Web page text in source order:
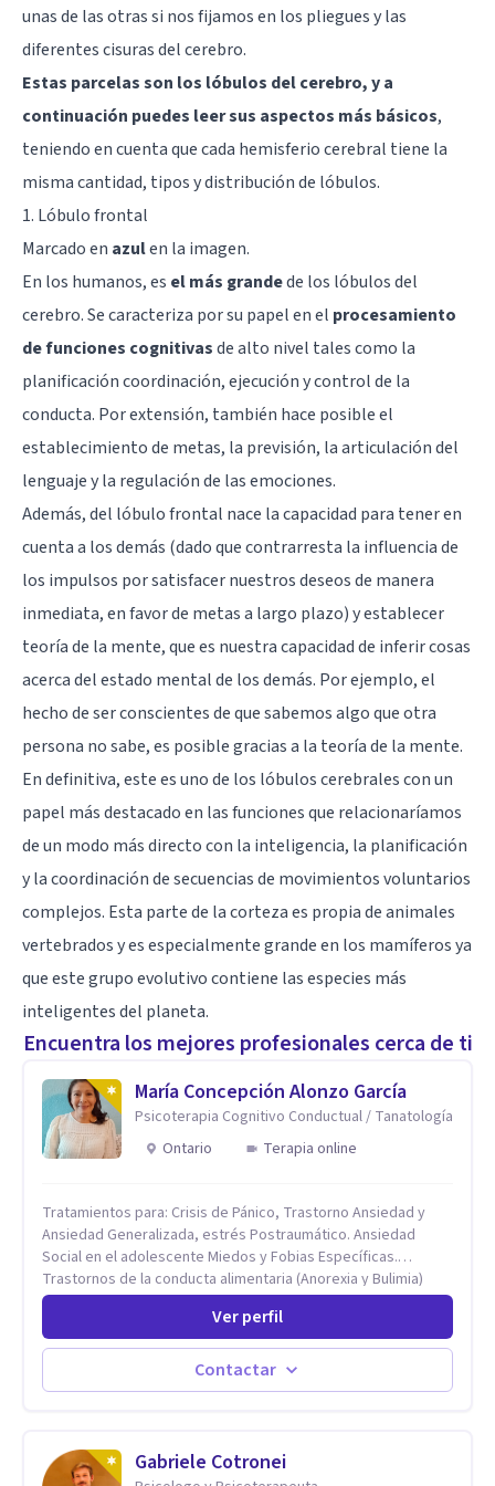
unas de las otras si nos fijamos en los pliegues y las
diferentescisuras del cerebro.
Estas parcelas son los lóbulos del cerebro, y a
continuación puedes leer sus aspectos más básicos,
teniendo en cuenta que cada hemisferio cerebral tiene la
misma cantidad, tipos y distribución de lóbulos.
1. Lóbulo frontal
Marcado en azulen la imagen.
En los humanos, es el más grandede los lóbulos del
cerebro. Se caracteriza por su papel en el procesamiento
de funciones cognitivasde alto nivel tales como la
planificación coordinación, ejecución y control de la
conducta. Por extensión, también hace posible el
establecimiento de metas, la previsión, laarticulación del
lenguajey la regulación de las emociones.
Además, del lóbulo frontal nace la capacidad para tener en
cuenta a los demás (dado que contrarresta la influencia de
los impulsos por satisfacer nuestros deseos de manera
inmediata, en favor de metas a largo plazo) y establecer
teoría de la mente, que es nuestra capacidad de inferir cosas
acerca del estado mental de los demás. Por ejemplo, el
hecho de ser conscientes de que sabemos algo que otra
persona no sabe, es posible gracias a la teoría de la mente.
En definitiva, este es uno de los lóbulos cerebrales con un
papel más destacado en las funciones que relacionaríamos
de un modo más directo con la inteligencia, la planificación
y la coordinación de secuencias de movimientos voluntarios
complejos. Esta parte de la corteza es propia de animales
vertebrados y es especialmente grande en los mamíferos ya
que este grupo evolutivo contiene las especies más
inteligentes del planeta.
Encuentra los mejores profesionales cerca de ti
María Concepción Alonzo García
Psicoterapia Cognitivo Conductual / Tanatología
Ontario
Terapia online
Tratamientos para: Crisis de Pánico, Trastorno Ansiedad y
Ansiedad Generalizada, estrés Postraumático. Ansiedad
Social en el adolescente Miedos y Fobias Específicas.
Trastornos de la conducta alimentaria (Anorexia y Bulimia)
Modificación conductas no deseadas. Impulsividad,
conductas obsesivas, compulsividad. Trastorno obsesivo
compulsivo. Tratamiento Eficaz para la Depresión (AC)
Evaluación, contención e intervención en riesgo Suicida
Conductas autolesivas en el adolescente. Problemas con el
vínculo del Apego Seguro. Orientación sexual,
Acompañamiento Tanatológico. Cuidados paliativos en
Ver perfil
Contactar
Gabriele Cotronei